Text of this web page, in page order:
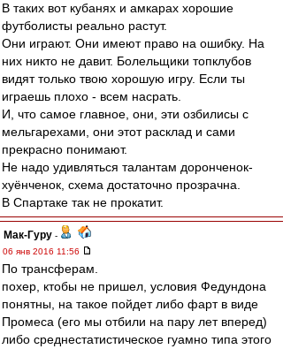
В таких вот кубанях и амкарах хорошие
футболисты реально растут.
Они играют. Они имеют право на ошибку. На
них никто не давит. Болельщики топклубов
видят только твою хорошую игру. Если ты
играешь плохо - всем насрать.
И, что самое главное, они, эти озбилисы с
мельгарехами, они этот расклад и сами
прекрасно понимают.
Не надо удивляться талантам доронченок-
хуёнченок, схема достаточно прозрачна.
В Спартаке так не прокатит.
Мак-Гуру -
06 янв 2016 11:56
По трансферам.
похер, ктобы не пришел, условия Федундона
понятны, на такое пойдет либо фарт в виде
Промеса (его мы отбили на пару лет вперед)
либо среднестатистическое гуамно типа этого